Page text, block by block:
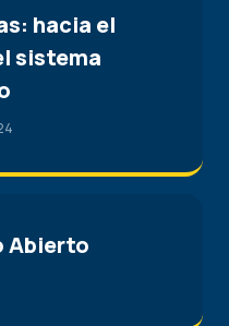
hacia el
sistema
Abierto